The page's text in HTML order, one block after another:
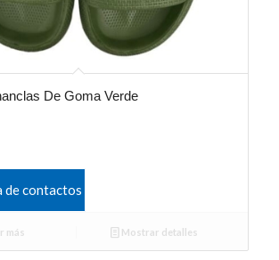
De Goma Verde
de contactos
más Mostrar detalles